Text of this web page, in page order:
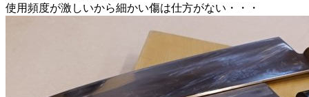
使用頻度が激しいから細かい傷は仕方がない・・・